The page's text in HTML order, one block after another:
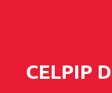
CELPIP